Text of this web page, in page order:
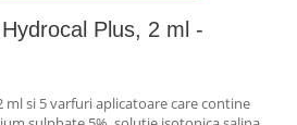
Plus, 2 ml -
ml si 5 varfuri aplicatoare care contine